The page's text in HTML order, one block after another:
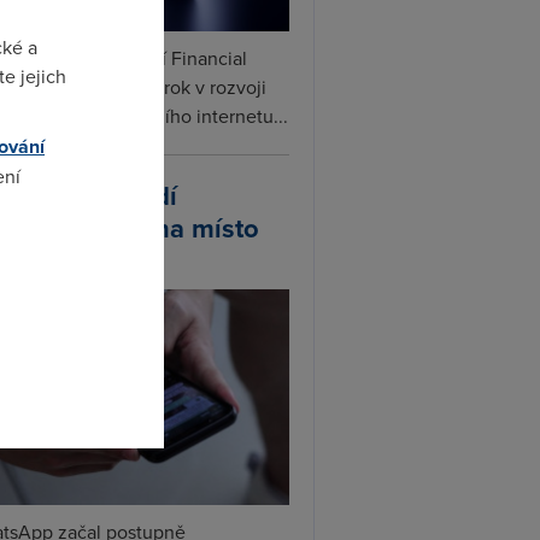
podle informací Financial
připravuje další krok v rozvoji
Vedle satelitního internetu...
zavádí
jména místo
začal postupně
a
jejich